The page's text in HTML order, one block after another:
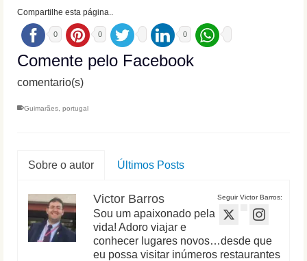
Compartilhe esta página..
0 0 0
Comente pelo Facebook
comentario(s)
Guimarães portugal
Sobre o autor Últimos Posts
Seguir Victor Barros:
Victor Barros
Sou um apaixonado pela
vida! Adoro viajar e
conhecer lugares novos…desde que
eu possa visitar inúmeros restaurantes